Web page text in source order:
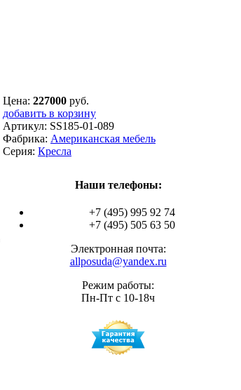
Цена: 227000 руб.
добавить в корзину
Артикул: SS185-01-089
Фабрика: Американская мебель
Серия: Кресла
Наши телефоны:
+7 (495) 995 92 74
+7 (495) 505 63 50
Электронная почта:
allposuda@yandex.ru
Режим работы:
Пн-Пт с 10-18ч